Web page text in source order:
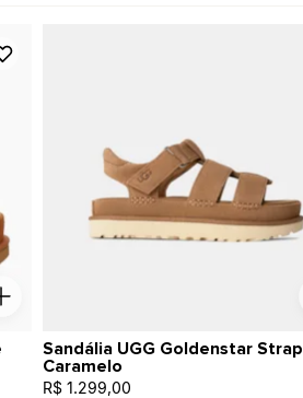
Sandália UGG Goldenstar Strap
Caramelo
R$ 1.299,00